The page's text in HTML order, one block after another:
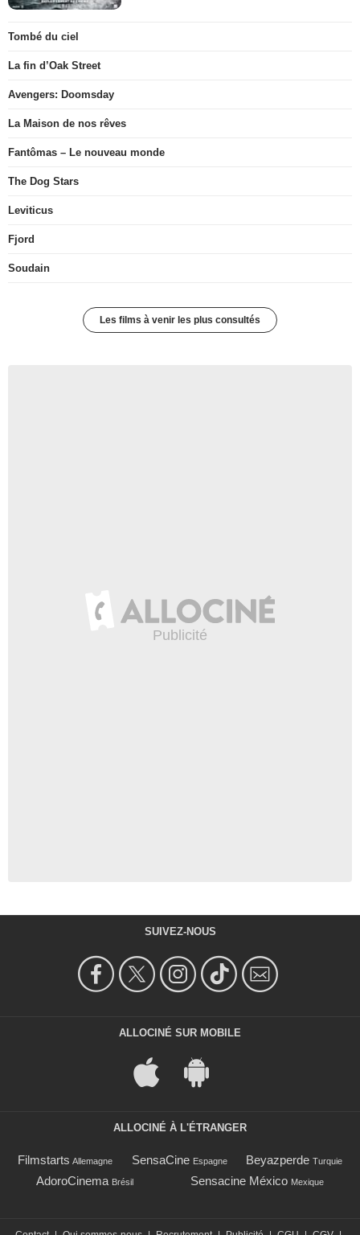
Tombé du ciel
La fin d’Oak Street
Avengers: Doomsday
La Maison de nos rêves
Fantômas – Le nouveau monde
The Dog Stars
Leviticus
Fjord
Soudain
Les films à venir les plus consultés
SUIVEZ-NOUS
ALLOCINÉ SUR MOBILE
ALLOCINÉ À L'ÉTRANGER
Filmstarts Allemagne SensaCine Espagne Beyazperde Turquie
AdoroCinema Brésil Sensacine México Mexique